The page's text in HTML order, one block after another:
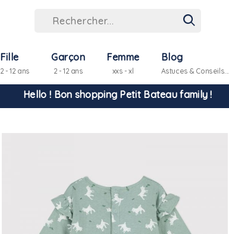
Fille
2 - 12 ans
Garçon
2 - 12 ans
Femme
xxs - xl
Blog
Astuces & Conseils...
Hello ! Bon shopping Petit Bateau family !
La livraison est assurée partout en Tunisie !